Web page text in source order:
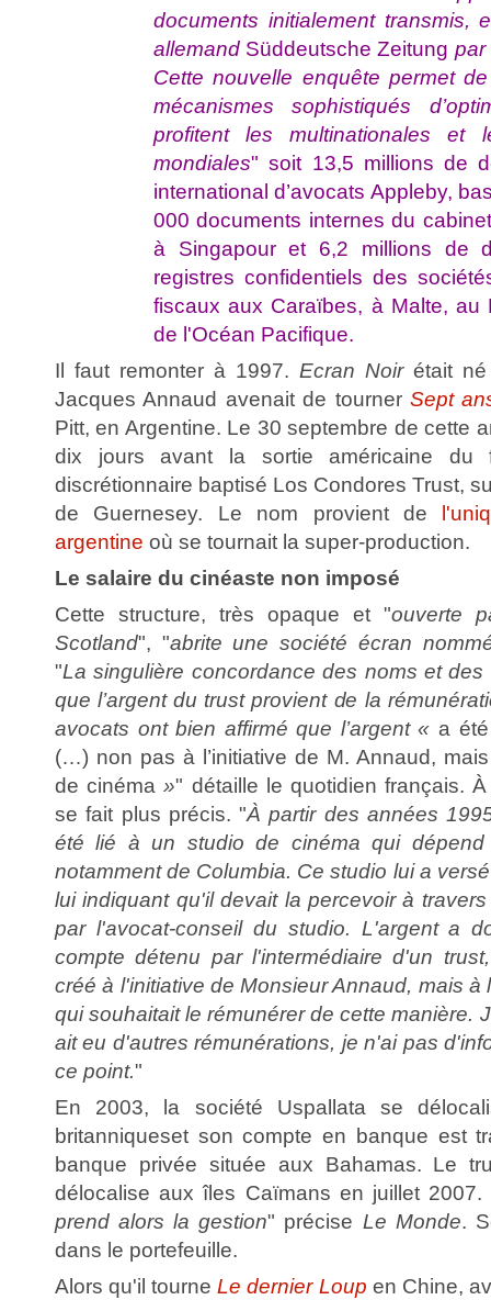
documents initialement transmis,
allemand Süddeutsche Zeitung par
Cette nouvelle enquête permet
mécanismes sophistiqués
profitent les multinationales et
mondiales" soit 13,5 millions de
international d’avocats Appleby,
000 documents internes du
à Singapour et 6,2 millions de
registres confidentiels des
fiscaux aux Caraïbes, à Malte,
de l'Océan Pacifique.
Il faut remonter à 1997. Ecran Noirétait né
Jacques Annaud avenait de tourner Sept
Pitt, en Argentine. Le 30 septembre de cette
dix jours avant la sortie américaine
discrétionnaire baptisé Los Condores Trust,
de Guernesey. Le nom provient de
argentine où se tournait la super-production.
Le salaire du cinéaste non imposé
Cette structure, très opaque et "ouverte
Scotland", "abrite une société écran
"La singulière concordance des noms et
que l’argent du trust provient de la
avocats ont bien affirmé que l’argent « a
(…) non pas à l’initiative de M. Annaud,
de cinéma»" détaille le quotidien français.
se fait plus précis. "À partir des années
été lié à un studio de cinéma qui
notamment de Columbia. Ce studio lui a
lui indiquant qu'il devait la percevoir à
par l'avocat-conseil du studio. L'argent a
compte détenu par l'intermédiaire d'un
créé à l'initiative de Monsieur Annaud, mais
qui souhaitait le rémunérer de cette manière.
ait eu d'autres rémunérations, je n'ai pas
ce point."
En 2003, la société Uspallata se
britanniqueset son compte en banque est
banque privée située aux Bahamas. Le
délocalise aux îles Caïmans en juillet 2007.
prend alors la gestion" précise Le Monde.
dans le portefeuille.
Alors qu'il tourneLe dernier Loup en Chine,